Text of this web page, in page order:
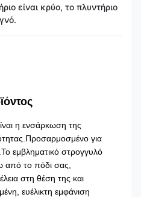
είναι κρύο, το πλυντήριο
η ενσάρκωση της
για
εμβληματικό στρογγυλό
από το πόδι σας,
στη θέση της και
ευέλικτη εμφάνιση